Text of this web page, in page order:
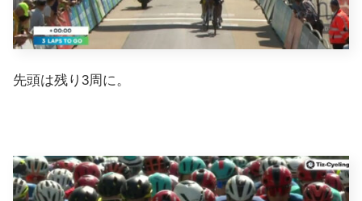
先頭は残り3周に。